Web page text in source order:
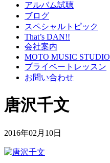
アルバム試聴
ブログ
スペシャルトピック
That’s DAN!!
会社案内
MOTO MUSIC STUDIO
プライベートレッスン
お問い合わせ
唐沢千文
2016年02月10日